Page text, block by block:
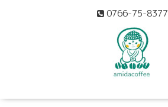
0766-75-8377